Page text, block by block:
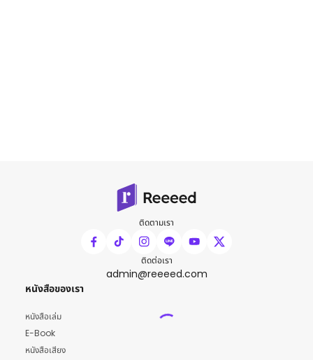
ติดตามเรา
ติดต่อเรา
admin@reeeed.com
หนังสือของเรา
หนังสือเล่ม
E-Book
หนังสือเสียง